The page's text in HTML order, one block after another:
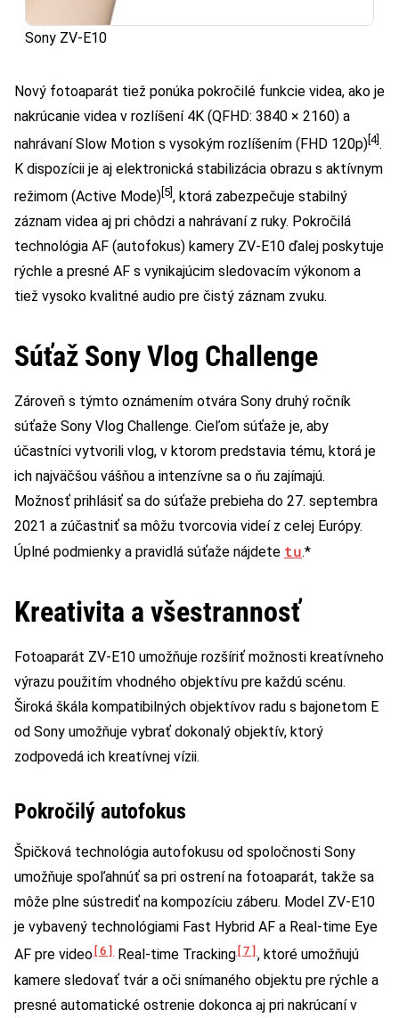
Sony ZV-E10
Nový fotoaparát tiež ponúka pokročilé funkcie videa, ako je
nakrúcanie videa v rozlíšení 4K (QFHD: 3840 × 2160) a
nahrávaní Slow Motion s vysokým rozlíšením (FHD 120p)[4].
K dispozícii je aj elektronická stabilizácia obrazu s aktívnym
režimom (Active Mode) [5] , ktorá zabezpečuje stabilný
záznam videa aj pri chôdzi a nahrávaní z ruky. Pokročilá
technológia AF (autofokus) kamery ZV-E10 ďalej poskytuje
rýchle a presné AF s vynikajúcim sledovacím výkonom a
tiež vysoko kvalitné audio pre čistý záznam zvuku.
Súťaž Sony Vlog Challenge
Zároveň s týmto oznámením otvára Sony druhý ročník
súťaže Sony Vlog Challenge. Cieľom súťaže je, aby
účastníci vytvorili vlog, v ktorom predstavia tému, ktorá je
ich najväčšou vášňou a intenzívne sa o ňu zajímajú.
Možnosť prihlásiť sa do súťaže prebieha do 27. septembra
2021 a zúčastniť sa môžu tvorcovia videí z celej Európy.
Úplné podmienky a pravidlá súťaže nájdete tu.*
Kreativita a všestrannosť
Fotoaparát ZV-E10 umožňuje rozšíriť možnosti kreatívneho
výrazu použitím vhodného objektívu pre každú scénu.
Široká škála kompatibilných objektívov radu s bajonetom E
od Sony umožňuje vybrať dokonalý objektív, ktorý
zodpovedá ich kreatívnej vízii.
Pokročilý autofokus
Špičková technológia autofokusu od spoločnosti Sony
umožňuje spoľahnúť sa pri ostrení na fotoaparát, takže sa
môže plne sústrediť na kompozíciu záberu. Model ZV-E10
je vybavený technológiami Fast Hybrid AF a Real-time Eye
AF pre video[6] Real-time Tracking[7], ktoré umožňujú
kamere sledovať tvár a oči snímaného objektu pre rýchle a
presné automatické ostrenie dokonca aj pri nakrúcaní v